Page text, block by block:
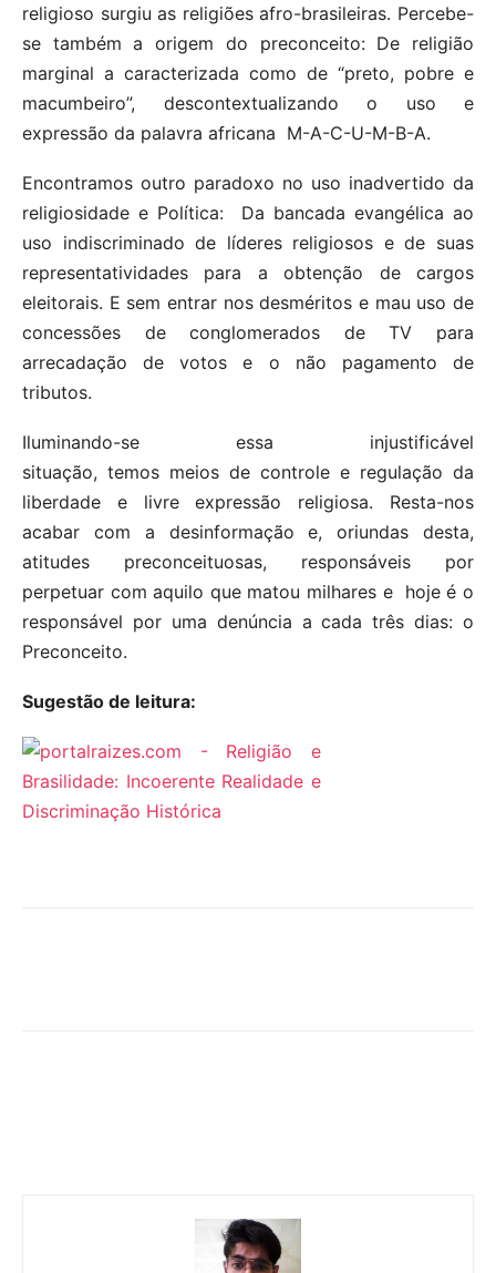
religioso surgiu as religiões afro-brasileiras. Percebe-
se também a origem do preconceito: De religião
marginal a caracterizada como de “preto, pobre e
macumbeiro”, descontextualizando o uso e
expressão da palavra africana M-A-C-U-M-B-A.
Encontramos outro paradoxo no uso inadvertido da
religiosidade e Política: Da bancada evangélica ao
uso indiscriminado de líderes religiosos e de suas
representatividades para a obtenção de cargos
eleitorais. E sem entrar nos desméritos e mau uso de
concessões de conglomerados de TV para
arrecadação de votos e o não pagamento de
tributos.
Iluminando-se essa injustificável
situação, temos meios de controle e regulação da
liberdade e livre expressão religiosa. Resta-nos
acabar com a desinformação e, oriundas desta,
atitudes preconceituosas, responsáveis por
perpetuar com aquilo que matou milhares e hoje é o
responsável por uma denúncia a cada três dias: o
Preconceito.
Sugestão de leitura: